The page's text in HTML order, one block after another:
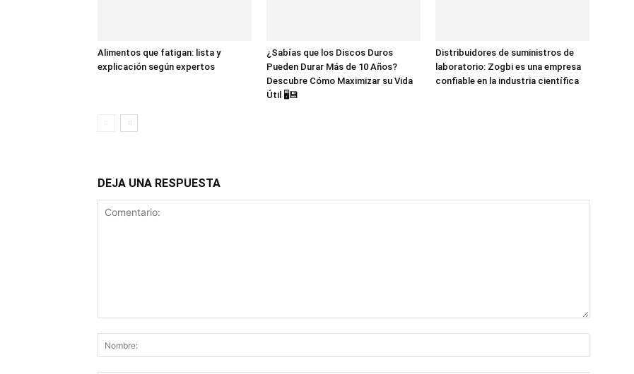
Alimentos que fatigan: lista y
explicación según expertos
¿Sabías que los Discos Duros
Pueden Durar Más de 10 Años?
Descubre Cómo Maximizar su Vida
Útil 🖥️💾
Distribuidores de suministros de
laboratorio: Zogbi es una empresa
confiable en la industria científica
DEJA UNA RESPUESTA